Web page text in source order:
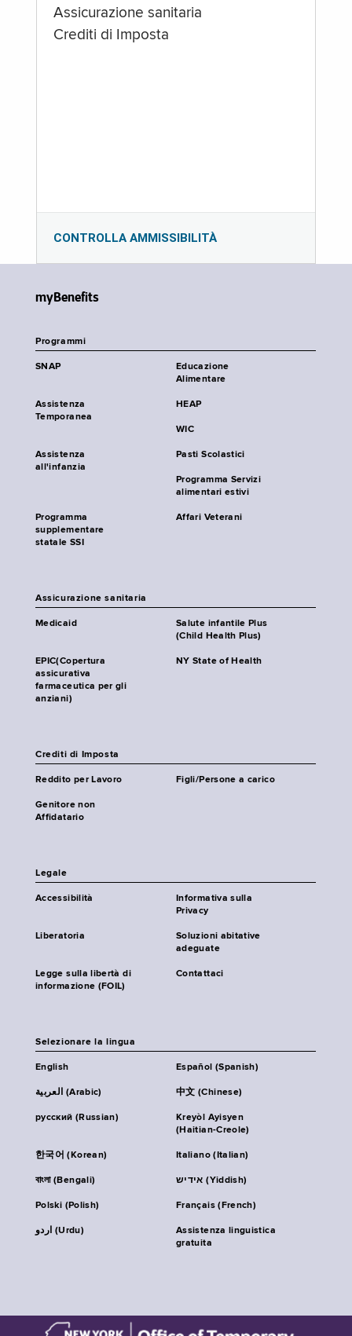
Assicurazione sanitaria
Crediti di Imposta
CONTROLLA AMMISSIBILITÀ
myBenefits
Programmi
SNAP
Educazione
Alimentare
Assistenza
Temporanea
HEAP
WIC
Assistenza
all'infanzia
Pasti Scolastici
Programma Servizi
alimentari estivi
Programma
supplementare
statale SSI
Affari Veterani
Assicurazione sanitaria
Medicaid
Salute infantile Plus
(Child Health Plus)
EPIC(Copertura
assicurativa
farmaceutica per gli
anziani)
NY State of Health
Crediti di Imposta
Reddito per Lavoro Figli/Persone a carico
Genitore non
Affidatario
Legale
Accessibilità
Informativa sulla
Privacy
Liberatoria
Soluzioni abitative
adeguate
Legge sulla libertà di
informazione (FOIL)
Contattaci
Selezionare la lingua
English Español (Spanish)
العربية (Arabic) 中文 (Chinese)
русский (Russian)
Kreyòl Ayisyen
(Haitian-Creole)
한국어 (Korean) Italiano (Italian)
বাংলা (Bengali) אידיש (Yiddish)
Polski (Polish) Français (French)
اردو (Urdu)
Assistenza linguistica
gratuita